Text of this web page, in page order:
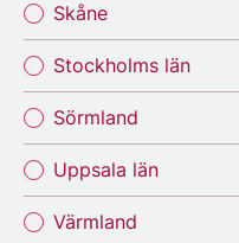
Skåne
Stockholms län
Sörmland
Uppsala län
Värmland